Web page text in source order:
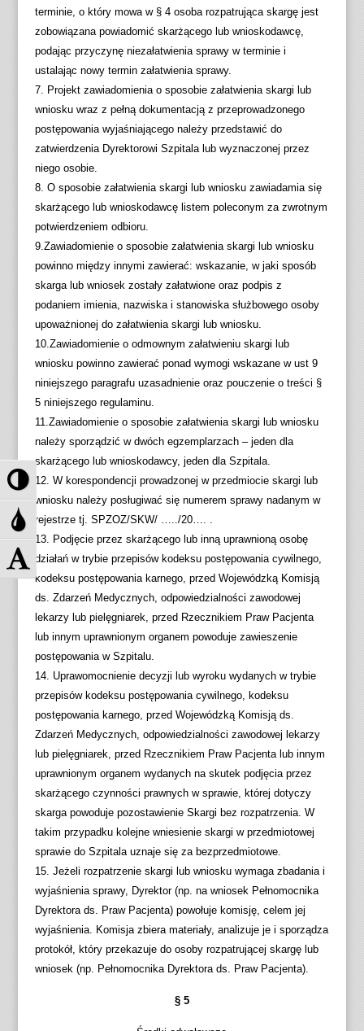
P
r
z
e
ł
ą
P
r
z
e
Z
m
terminie, o który mowa w § 4 osoba rozpatrująca skargę jest
zobowiązana powiadomić skarżącego lub wnioskodawcę,
podając przyczynę niezałatwienia sprawy w terminie i
ustalając nowy termin załatwienia sprawy.
7. Projekt zawiadomienia o sposobie załatwienia skargi lub
wniosku wraz z pełną dokumentacją z przeprowadzonego
postępowania wyjaśniającego należy przedstawić do
zatwierdzenia Dyrektorowi Szpitala lub wyznaczonej przez
niego osobie.
8. O sposobie załatwienia skargi lub wniosku zawiadamia się
skarżącego lub wnioskodawcę listem poleconym za zwrotnym
potwierdzeniem odbioru.
9.Zawiadomienie o sposobie załatwienia skargi lub wniosku
powinno między innymi zawierać: wskazanie, w jaki sposób
skarga lub wniosek zostały załatwione oraz podpis z
podaniem imienia, nazwiska i stanowiska służbowego osoby
upoważnionej do załatwienia skargi lub wniosku.
10.Zawiadomienie o odmownym załatwieniu skargi lub
wniosku powinno zawierać ponad wymogi wskazane w ust 9
niniejszego paragrafu uzasadnienie oraz pouczenie o treści §
5 niniejszego regulaminu.
11.Zawiadomienie o sposobie załatwienia skargi lub wniosku
należy sporządzić w dwóch egzemplarzach – jeden dla
skarżącego lub wnioskodawcy, jeden dla Szpitala.
12. W korespondencji prowadzonej w przedmiocie skargi lub
wniosku należy posługiwać się numerem sprawy nadanym w
rejestrze tj. SPZOZ/SKW/ …../20…. .
13. Podjęcie przez skarżącego lub inną uprawnioną osobę
działań w trybie przepisów kodeksu postępowania cywilnego,
kodeksu postępowania karnego, przed Wojewódzką Komisją
ds. Zdarzeń Medycznych, odpowiedzialności zawodowej
lekarzy lub pielęgniarek, przed Rzecznikiem Praw Pacjenta
lub innym uprawnionym organem powoduje zawieszenie
postępowania w Szpitalu.
14. Uprawomocnienie decyzji lub wyroku wydanych w trybie
przepisów kodeksu postępowania cywilnego, kodeksu
postępowania karnego, przed Wojewódzką Komisją ds.
Zdarzeń Medycznych, odpowiedzialności zawodowej lekarzy
lub pielęgniarek, przed Rzecznikiem Praw Pacjenta lub innym
uprawnionym organem wydanych na skutek podjęcia przez
skarżącego czynności prawnych w sprawie, której dotyczy
skarga powoduje pozostawienie Skargi bez rozpatrzenia. W
takim przypadku kolejne wniesienie skargi w przedmiotowej
sprawie do Szpitala uznaje się za bezprzedmiotowe.
15. Jeżeli rozpatrzenie skargi lub wniosku wymaga zbadania i
wyjaśnienia sprawy, Dyrektor (np. na wniosek Pełnomocnika
Dyrektora ds. Praw Pacjenta) powołuje komisję, celem jej
wyjaśnienia. Komisja zbiera materiały, analizuje je i sporządza
protokół, który przekazuje do osoby rozpatrującej skargę lub
wniosek (np. Pełnomocnika Dyrektora ds. Praw Pacjenta).
§ 5